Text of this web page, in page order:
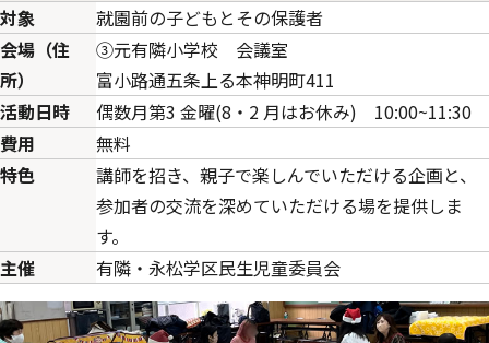
対象
就園前の子どもとその保護者
会場（住
所）
③元有隣小学校 会議室
富小路通五条上る本神明町411
活動日時
偶数月第3 金曜(8・2 月はお休み) 10:00~11:30
費用
無料
特色
講師を招き、親子で楽しんでいただける企画と、
参加者の交流を深めていただける場を提供しま
す。
主催
有隣・永松学区民生児童委員会